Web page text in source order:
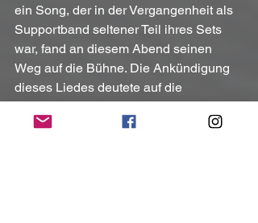
ein Song, der in der Vergangenheit als
Supportband seltener Teil ihres Sets
war, fand an diesem Abend seinen
Weg auf die Bühne. Die Ankündigung
dieses Liedes deutete auf die
Vielseitigkeit und die Bereitschaft der
Band hin, auch mal andere,